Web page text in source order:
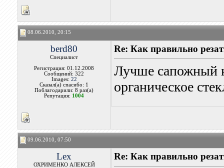
08.06.2010, 20:15
berd80
Специалист
Регистрация: 01.12.2008
Сообщений: 322
Images: 22
Сказал(а) спасибо: 1
Поблагодарили: 8 раз(а)
Репутация: 1004
Re: Как правильно
Лучше сапожный
органическое
09.06.2010, 07:50
Lex
ОХРИМЕНКО АЛЕКСЕЙ
Re: Как правильно